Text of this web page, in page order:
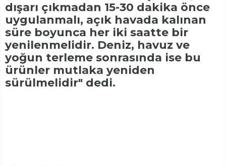
dışarı çıkmadan 15-30 dakika önce
uygulanmalı, açık havada kalınan
süre boyunca her iki saatte bir
yenilenmelidir. Deniz, havuz ve
yoğun terleme sonrasında ise bu
ürünler mutlaka yeniden
sürülmelidir" dedi.